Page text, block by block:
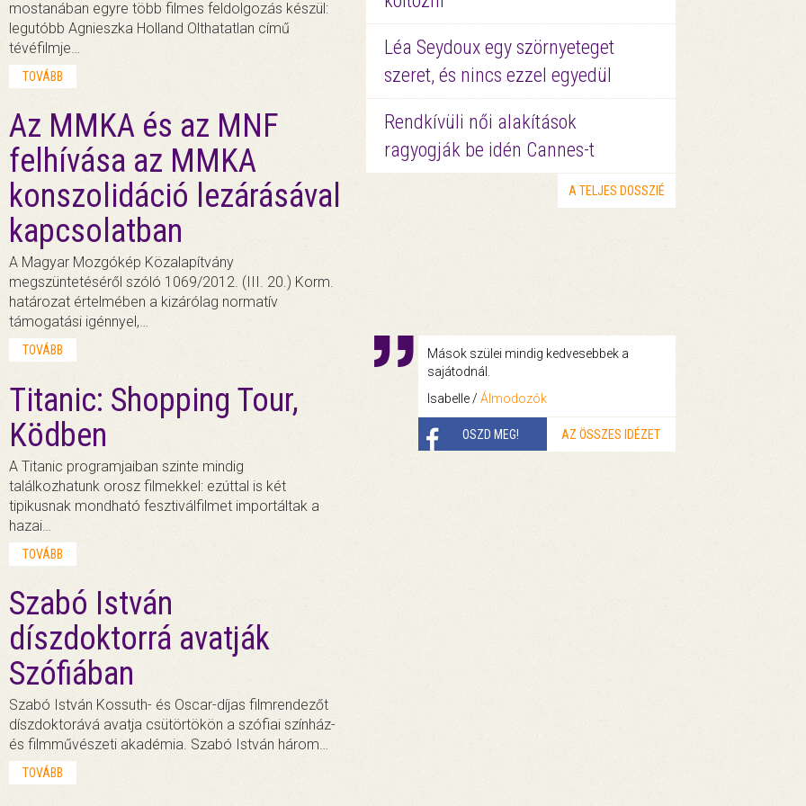
mostanában egyre több filmes feldolgozás készül:
legutóbb Agnieszka Holland Olthatatlan című
tévéfilmje…
TOVÁBB
Az MMKA és az MNF
felhívása az MMKA
konszolidáció lezárásával
kapcsolatban
A Magyar Mozgókép Közalapítvány
megszüntetéséről szóló 1069/2012. (III. 20.) Korm.
határozat értelmében a kizárólag normatív
támogatási igénnyel,…
TOVÁBB
Titanic: Shopping Tour,
Ködben
A Titanic programjaiban szinte mindig
találkozhatunk orosz filmekkel: ezúttal is két
tipikusnak mondható fesztiválfilmet importáltak a
hazai…
TOVÁBB
Szabó István
díszdoktorrá avatják
Szófiában
Szabó István Kossuth- és Oscar-díjas filmrendezőt
díszdoktorává avatja csütörtökön a szófiai színház-
és filmművészeti akadémia. Szabó István három…
TOVÁBB
Léa Seydoux egy szörnyeteget
szeret, és nincs ezzel egyedül
Rendkívüli női alakítások
ragyogják be idén Cannes-t
A TELJES DOSSZIÉ
Mások szülei mindig kedvesebbek a
sajátodnál.
Isabelle / Álmodozók
OSZD MEG! AZ ÖSSZES IDÉZET